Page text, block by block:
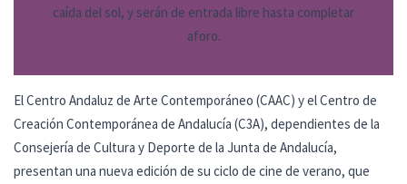
caída del sol, y serán de entrada libre hasta completar
aforo.
El Centro Andaluz de Arte Contemporáneo (CAAC) y el Centro de
Creación Contemporánea de Andalucía (C3A), dependientes de la
Consejería de Cultura y Deporte de la Junta de Andalucía,
presentan una nueva edición de su ciclo de cine de verano, que